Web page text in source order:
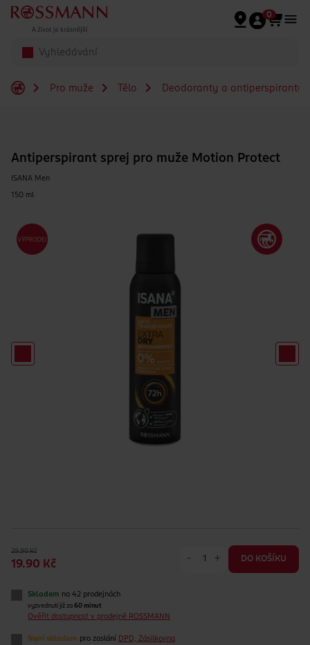
Přeskočit na hlavmní obsah
0
Pro muže Tělo Deodoranty a antiperspiranty
Antiperspirant sprej pro muže Motion Protect
ISANA Men
150 ml
29.90 Kč
19.90 Kč
- + DO KOŠÍKU
Skladem na 42 prodejnách
vyzvednutí již za 60 minut
Ověřit dostupnost v prodejně ROSSMANN
Není skladem pro zaslání DPD, Zásilkovna